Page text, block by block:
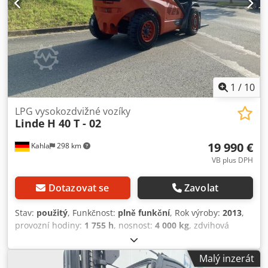
superelastické Přední pneumatiky velikost: 250/70-15
Chodpfx Aow Tf Huepdja Přední pneumatiky stav: 40 - 60 %
Zadní pneumatiky typ: superelastické Zadní pneumatiky
velikost: 250/70-15 Zadní pneumatiky stav: 40 - 60 % 3.
ventil, 4. ventil, plně uzavřená kabina, ochranné boční
zábrany (bodyguards)
1 / 10
Kahla 298 km
LPG vysokozdvižné vozíky
Linde H 40 T - 02
19 990 €
VB plus DPH
Dotazovat se Zavolat
Stav: použitý, Funkčnost: plně funkční, Rok výroby: 2013,
provozní hodiny: 1 755 h, nosnost: 4 000 kg, zdvihová
, volný zdvih:200 mm
typ stožáru:duplex, stavební výška:2 500 mm, délka vidlic:
, typ pohonu:Treibgas, Plynový vysokozdvižný
Malý inzerát